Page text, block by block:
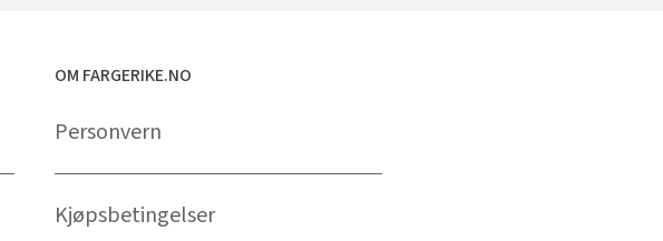
OM FARGERIKE.NO
Personvern
Kjøpsbetingelser